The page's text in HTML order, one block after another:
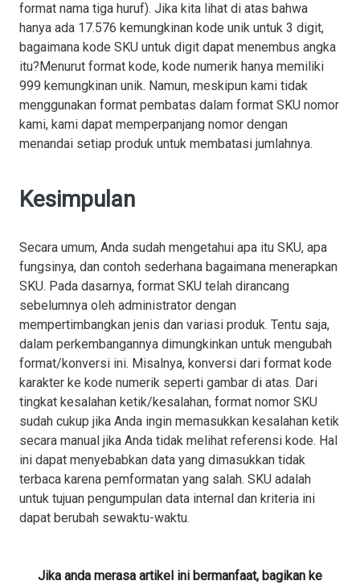
format nama tiga huruf). Jika kita lihat di atas bahwa
hanya ada 17.576 kemungkinan kode unik untuk 3 digit,
bagaimana kode SKU untuk digit dapat menembus angka
itu?Menurut format kode, kode numerik hanya memiliki
999 kemungkinan unik. Namun, meskipun kami tidak
menggunakan format pembatas dalam format SKU nomor
kami, kami dapat memperpanjang nomor dengan
menandai setiap produk untuk membatasi jumlahnya.
Kesimpulan
Secara umum, Anda sudah mengetahui apa itu SKU, apa
fungsinya, dan contoh sederhana bagaimana menerapkan
SKU. Pada dasarnya, format SKU telah dirancang
sebelumnya oleh administrator dengan
mempertimbangkan jenis dan variasi produk. Tentu saja,
dalam perkembangannya dimungkinkan untuk mengubah
format/konversi ini. Misalnya, konversi dari format kode
karakter ke kode numerik seperti gambar di atas. Dari
tingkat kesalahan ketik/kesalahan, format nomor SKU
sudah cukup jika Anda ingin memasukkan kesalahan ketik
secara manual jika Anda tidak melihat referensi kode. Hal
ini dapat menyebabkan data yang dimasukkan tidak
terbaca karena pemformatan yang salah. SKU adalah
untuk tujuan pengumpulan data internal dan kriteria ini
dapat berubah sewaktu-waktu.
Jika anda merasa artikel ini bermanfaat, bagikan ke